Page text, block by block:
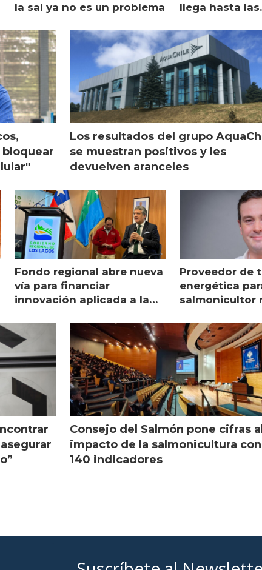
la sal ya no es un problema
llega hasta las
Escocia
Los resultados del grupo
se muestran positivos y les
devuelven aranceles
Fondo regional abre nueva
vía para financiar
innovación aplicada a la
Proveedor de
energética
salmonicultor
Consejo del Salmón pone cifras
impacto de la salmonicultura con
140 indicadores